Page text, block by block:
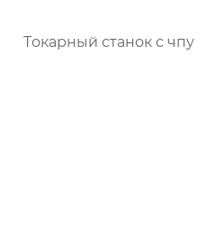
Tокарный станок с чпу